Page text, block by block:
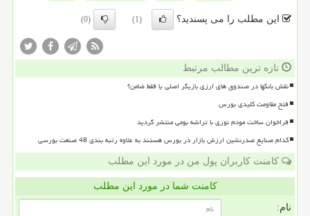
این مطلب را می پسندید؟ (1)
(0)
تازه ترین مطالب مرتبط
نقش بانکها در صندوق های ارزی بازیگر اصلی یا فقط ضامن؟
فتح مقاومت کلیدی بورس
فراخوان ساخت مودم نوری با تراشه بومی منتشر گردید
کدام صنایع صدرنشین ارزش بازار در بورس هستند به علاوه رتبه بندی 48 صنعت بورسی
کامنت کاربران پول من در مورد این مطلب
کامنت شما در مورد این مطلب
نام: